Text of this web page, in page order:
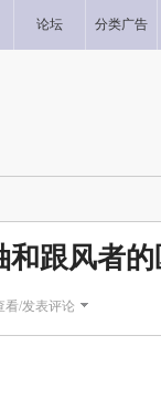
论坛 分类广告
跟风者
看/发表评论